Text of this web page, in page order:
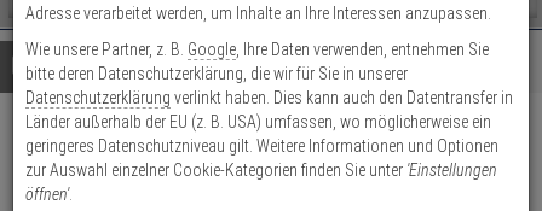
durchsuchen
Bitte
geben
Sie
mindestens
Zeichen
ein,
um
Es
wurde
noch
Kategorien
Suche
gestartet
Details Beratung
Abus Bravus 2000
Doppelzylinder 30/35 vs. 5 Schl.
Adresse verarbeitet werden, um Inhalte an Ihre Interessen anzupassen.
Wie unsere Partner, z. B. Google , Ihre Daten verwenden, entnehmen Sie
bitte deren Datenschutzerklärung, die wir für Sie in unserer
Datenschutzerklärung verlinkt haben. Dies kann auch den Datentransfer in
Länder außerhalb der EU (z. B. USA) umfassen, wo möglicherweise ein
geringeres Datenschutzniveau gilt. Weitere Informationen und Optionen
zur Auswahl einzelner Cookie-Kategorien finden Sie unter 'Einstellungen
öffnen'.